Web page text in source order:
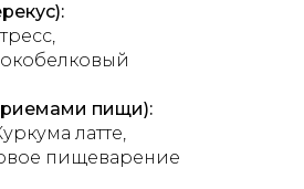
пищи):
латте,
пищеварение